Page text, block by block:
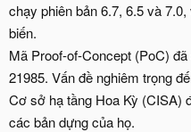
chạy phiên bản 6.7, 6.5 và
biến.
Mã Proof-of-Concept (PoC)
21985. Vấn đề nghiêm trọng
Cơ sở hạ tầng Hoa Kỳ (CISA)
các bản dựng của họ.